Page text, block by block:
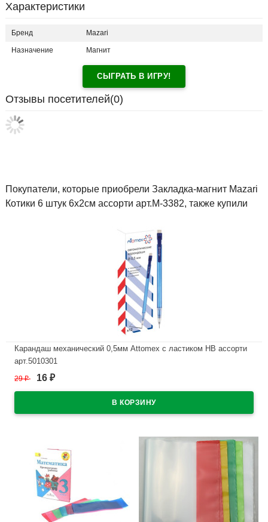
Характеристики
Бренд Mazari
Назначение Магнит
СЫГРАТЬ В ИГРУ!
Отзывы посетителей(0)
Покупатели, которые приобрели Закладка-магнит Mazari
Котики 6 штук 6х2см ассорти арт.M-3382, также купили
Карандаш механический 0,5мм Attomex с ластиком HB ассорти
арт.5010301
В наличии
29₽ 16 ₽